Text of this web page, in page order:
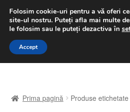
LIVRARE de la 33 lei
luni-vineri 9 a.m. - 4 p.m.
Sari
Sari
A lua legatura
Prima pagină Produse etichetate
Folosim cookie-uri pentru a vă oferi
site-ul nostru. Puteți afla mai multe
le folosim sau le puteți dezactiva în
Accept